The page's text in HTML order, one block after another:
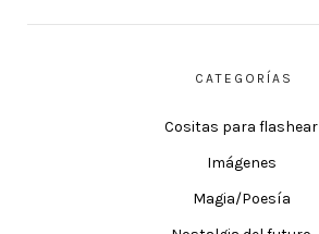
CATEGORÍAS
Cositas para flashear
Imágenes
Magia/Poesía